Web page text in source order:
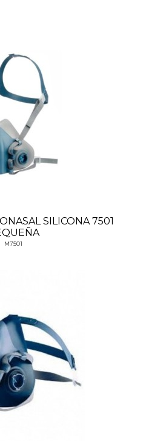
SILICONA 7501
M7501